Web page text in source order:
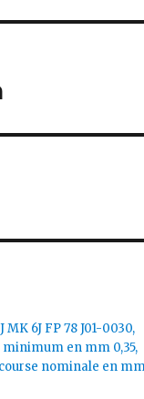
6J FP 78 J01-0030,
minimum en mm 0,35,
nominale en